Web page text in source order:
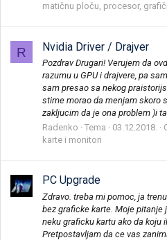
matičnu ploču, procesor,
R Nvidia Driver / Drajver
Pozdrav Drugari! Verujem da
razumu u GPU i drajvere, pa
sam presao sa nekog
stime morao da menjam skoro
zakljucim da je ona problem )i
Radenko
Tema 03.12.2018.
karte i monitori
PC Upgrade
Zdravo. treba mi pomoc, ja
bez graficke karte. Moje pitanje
neku graficku kartu ako da koju
Pretpostavljam da ce vas